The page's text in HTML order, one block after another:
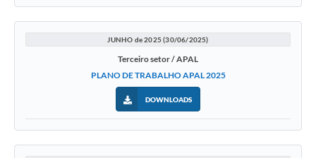
JUNHO de 2025 (30/06/2025)
Terceiro setor / APAL
PLANO DE TRABALHO APAL 2025
DOWNLOADS